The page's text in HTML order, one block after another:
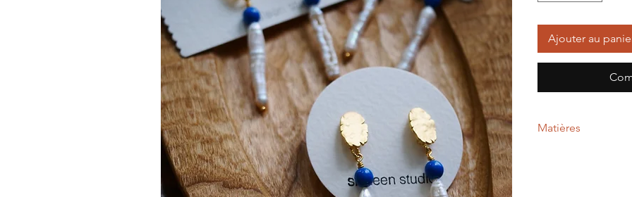
Ajouter au
Matières